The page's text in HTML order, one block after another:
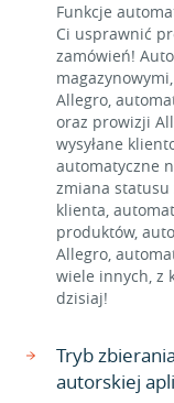
Funkcje
Ci usprawnić
zamówień!
Allegro,
oraz prowizji
wysyłane
automatyczne
zmiana statusu
klienta,
produktów,
Allegro,
wiele innych, z
dzisiaj!
Tryb
autorskiej